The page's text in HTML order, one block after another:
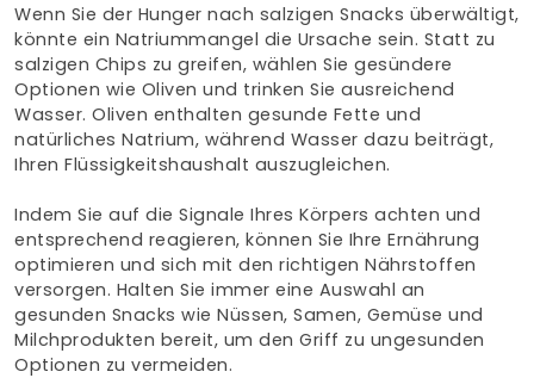
Wenn Sie der Hunger nach salzigen Snacks überwältigt,
könnte ein Natriummangel die Ursache sein. Statt zu
salzigen Chips zu greifen, wählen Sie gesündere
Optionen wie Oliven und trinken Sie ausreichend
Wasser. Oliven enthalten gesunde Fette und
natürliches Natrium, während Wasser dazu beiträgt,
Ihren Flüssigkeitshaushalt auszugleichen.
Indem Sie auf die Signale Ihres Körpers achten und
entsprechend reagieren, können Sie Ihre Ernährung
optimieren und sich mit den richtigen Nährstoffen
versorgen. Halten Sie immer eine Auswahl an
gesunden Snacks wie Nüssen, Samen, Gemüse und
Milchprodukten bereit, um den Griff zu ungesunden
Optionen zu vermeiden.